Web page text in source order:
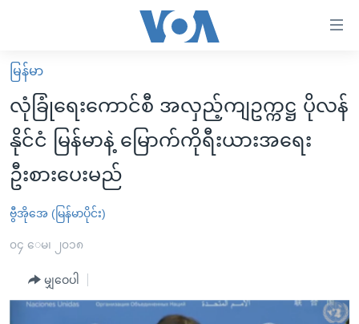
လွယ်ကူ
စေ
သည့်
Link
များ
ပင်မ
ကျော်
ကြည့်
မူလစာမျက်နှာ
မြန်မာ
ကမ္ဘာ့သတင်းများ
နိုင်ငံတကာ
အစ္စရေး-ပါလက်စတိုင်း
ဗွီဒီယို
အင်္ဂလိပ်စာလေ့လာမယ်
အမေရိကန်သုံးအီဒီယံ
အပတ်စဉ်ကဏ္ဍများ
ရေဒီယိုနှင့်ရုပ်သံ အချက်အလက်များ
မြန်မာ
လုံခြုံရေးကောင်စီ အလှည့်ကျဥက္ကဋ္ဌ ပိုလန်
နိုင်ငံ မြန်မာနဲ့ မြောက်ကိုရီးယားအရေး
ဦးစားပေးမည်
ဗွီအိုအေ (မြန်မာပိုင်း)
၀၄ ေမ၊ ၂၀၁၈
မျှဝေပါ